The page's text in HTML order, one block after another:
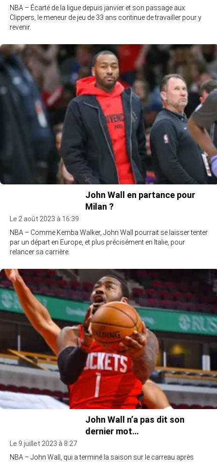
NBA – Écarté de la ligue depuis janvier et son passage aux
Clippers, le meneur de jeu de 33 ans continue de travailler pour y
revenir.
John Wall en partance pour
Milan ?
Le 2 août 2023 à 16:39
NBA – Comme Kemba Walker, John Wall pourrait se laisser tenter
par un départ en Europe, et plus précisément en Italie, pour
relancer sa carrière.
John Wall n’a pas dit son
dernier mot…
Le 9 juillet 2023 à 8:27
NBA – John Wall, qui a terminé la saison sur le carreau après